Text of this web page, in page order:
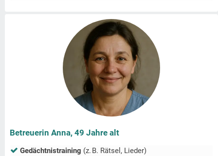
Betreuerin Anna, 49 Jahre alt
Gedächtnistraining (z. B. Rätsel, Lieder)